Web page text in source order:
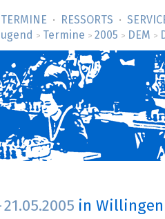
TERMINE RESSORTS
> Termine > 2005 > DEM >
21.05.2005 in Willingen